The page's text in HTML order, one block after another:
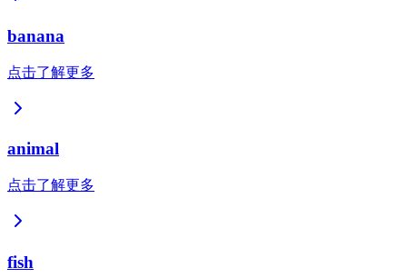
banana
点击了解更多
animal
点击了解更多
fish